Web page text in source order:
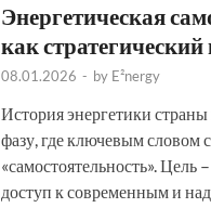
Энергетическая
как
08.01.2026 - by E²nergy
История энергетики
фазу, где ключевым словом
«самостоятельность». Цель
доступ к современным и